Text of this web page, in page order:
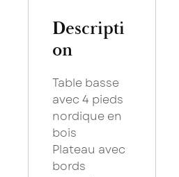
Descripti
on
Table basse
avec 4 pieds
nordique en
bois
Plateau avec
bords